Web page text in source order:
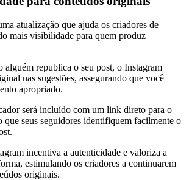
atualização que ajuda os criadores de
mais visibilidade para quem produz
alguém republica o seu post, o Instagram
nas sugestões, assegurando que você
apropriado.
será incluído com um link direto para o
seus seguidores identifiquem facilmente o
incentiva a autenticidade e valoriza a
estimulando os criadores a continuarem
originais.